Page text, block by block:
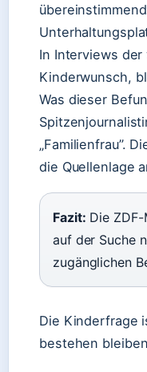
In Interviews
Kinderwunsch,
Was dieser
„Familienfrau”.
die Quellenlage
Fazit: Die
auf der Suche
zugänglichen
Die Kinderfrage
bestehen